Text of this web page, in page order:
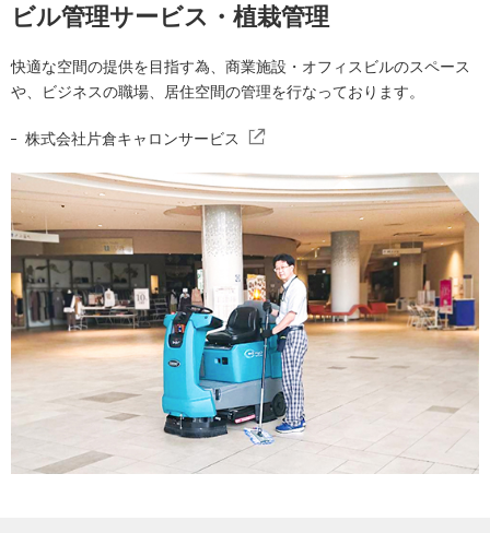
ビル管理サービス・植栽管理
快適な空間の提供を目指す為、商業施設・オフィスビルのスペース
や、ビジネスの職場、居住空間の管理を行なっております。
株式会社片倉キャロンサービス